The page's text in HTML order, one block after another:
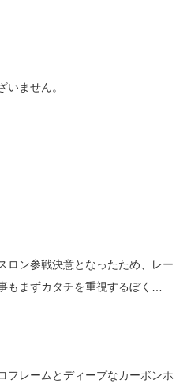
いません。
ロン参戦決意となったため、レー
もまずカタチを重視するぼく…
フレームとディープなカーボンホ